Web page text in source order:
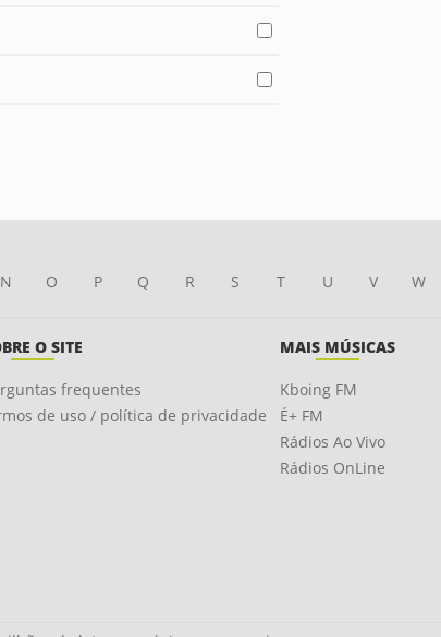
N O P Q R S T U V W
O SITE
frequentes
de uso / política de privacidade
MAIS MÚSICAS
Kboing FM
É+ FM
Rádios Ao Vivo
Rádios OnLine